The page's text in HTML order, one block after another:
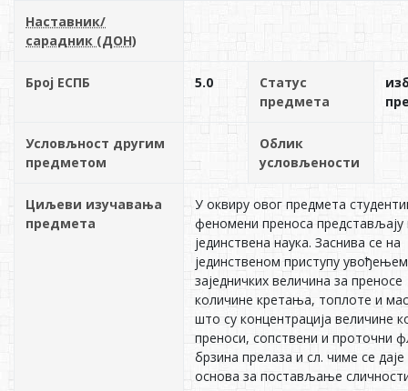
Наставник/
сарадник (ДОН)
Број ЕСПБ 5.0
Статус
предмета
Условљност другим
предметом
Облик
условљености
Циљеви изучавања
предмета
У оквиру овог предмета
феномени преноса представљају
јединствена наука. Заснива се на
јединственом приступу увођењем
заједничких величина за преносе
количине кретања, топлоте и
што су концентрација величине
преноси, сопствени и проточни
брзина прелаза и сл. чиме се даје
основа за постављање